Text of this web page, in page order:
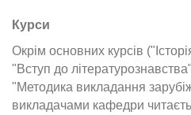
Курси
Окрім основних курсів
"Вступ до
"Методика викладання
викладачами кафедри